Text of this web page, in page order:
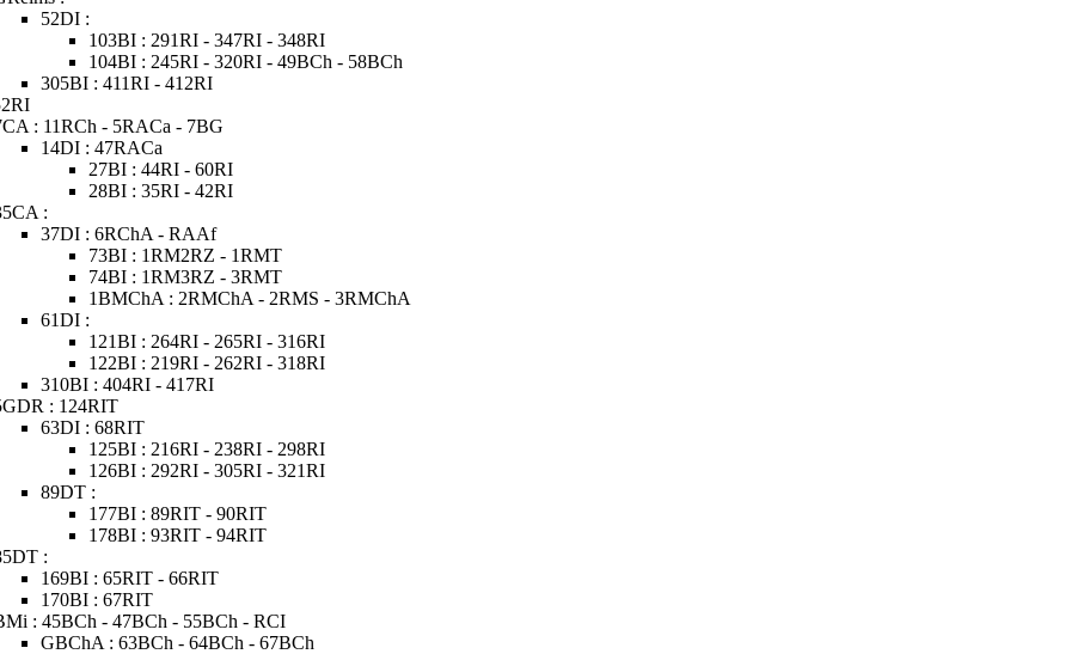
52DI :
103BI : 291RI - 347RI - 348RI
104BI : 245RI - 320RI - 49BCh - 58BCh
305BI : 411RI - 412RI
: 11RCh - 5RACa - 7BG
14DI : 47RACa
27BI : 44RI - 60RI
28BI : 35RI - 42RI
:
37DI : 6RChA - RAAf
73BI : 1RM2RZ - 1RMT
74BI : 1RM3RZ - 3RMT
1BMChA : 2RMChA - 2RMS - 3RMChA
61DI :
121BI : 264RI - 265RI - 316RI
122BI : 219RI - 262RI - 318RI
310BI : 404RI - 417RI
: 124RIT
63DI : 68RIT
125BI : 216RI - 238RI - 298RI
126BI : 292RI - 305RI - 321RI
89DT :
177BI : 89RIT - 90RIT
178BI : 93RIT - 94RIT
:
169BI : 65RIT - 66RIT
170BI : 67RIT
: 45BCh - 47BCh - 55BCh - RCI
GBChA : 63BCh - 64BCh - 67BCh